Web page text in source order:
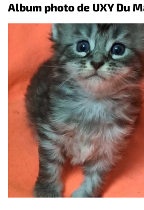
Album photo de UXY Du